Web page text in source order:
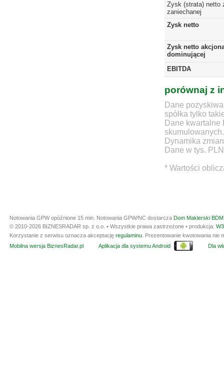
Zysk (strata) netto
zaniechanej
Zysk netto
Zysk netto
dominującej
EBITDA
porównaj z
Dane
spółka tylko
Dane
skumulowanych.
Dynamika
Dane w tys. PLN
* Wartości
Notowania GPW opóźnione 15 min. Notowania GPW/NC dostarcza Dom Maklerski
© 2010-2026 BIZNESRADAR sp. z o.o. • Wszystkie prawa zastrzeżone • produkcja:
Korzystanie z serwisu oznacza akceptację regulaminu . Prezentowanie kwotowania
Mobilna wersja BiznesRadar.pl
Aplikacja dla systemu Android Dla